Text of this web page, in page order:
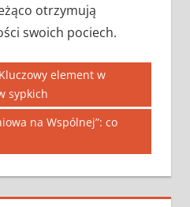
otrzymują
swoich pociech.
element w
sypkich
na Wspólnej”: co